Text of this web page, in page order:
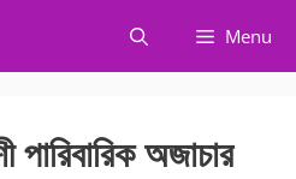
Menu
অজাচার